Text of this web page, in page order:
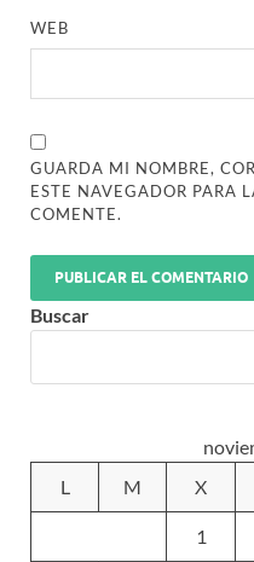
WEB
GUARDA MI NOMBRE,
ESTE NAVEGADOR PARA
COMENTE.
Buscar
L
M X
1